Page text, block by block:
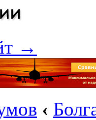
→
‹